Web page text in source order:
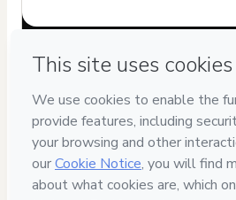
If you need to submit a request to
provide the code below:
CKTID-I99769600I87fi9syq1-
Was your information autofill in?
By clicking 'Buy Now' I declare that I